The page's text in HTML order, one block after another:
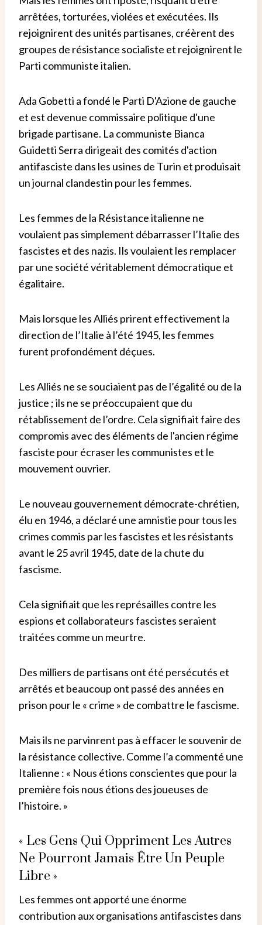
arrêtées, torturées, violées et exécutées. Ils
rejoignirent des unités partisanes, créèrent des
groupes de résistance socialiste et rejoignirent le
Parti communiste italien.
Ada Gobetti a fondé le Parti D'Azione de gauche
et est devenue commissaire politique d'une
brigade partisane. La communiste Bianca
Guidetti Serra dirigeait des comités d'action
antifasciste dans les usines de Turin et produisait
un journal clandestin pour les femmes.
Les femmes de la Résistance italienne ne
voulaient pas simplement débarrasser l’Italie des
fascistes et des nazis. Ils voulaient les remplacer
par une société véritablement démocratique et
égalitaire.
Mais lorsque les Alliés prirent effectivement la
direction de l’Italie à l’été 1945, les femmes
furent profondément déçues.
Les Alliés ne se souciaient pas de l’égalité ou de la
justice ; ils ne se préoccupaient que du
rétablissement de l’ordre. Cela signifiait faire des
compromis avec des éléments de l'ancien régime
fasciste pour écraser les communistes et le
mouvement ouvrier.
Le nouveau gouvernement démocrate-chrétien,
élu en 1946, a déclaré une amnistie pour tous les
crimes commis par les fascistes et les résistants
avant le 25 avril 1945, date de la chute du
fascisme.
Cela signifiait que les représailles contre les
espions et collaborateurs fascistes seraient
traitées comme un meurtre.
Des milliers de partisans ont été persécutés et
arrêtés et beaucoup ont passé des années en
prison pour le « crime » de combattre le fascisme.
Mais ils ne parvinrent pas à effacer le souvenir de
la résistance collective. Comme l’a commenté une
Italienne : « Nous étions conscientes que pour la
première fois nous étions des joueuses de
l’histoire. »
« Les Gens Qui Oppriment Les Autres
Ne Pourront Jamais Être Un Peuple
Libre »
Les femmes ont apporté une énorme
contribution aux organisations antifascistes dans